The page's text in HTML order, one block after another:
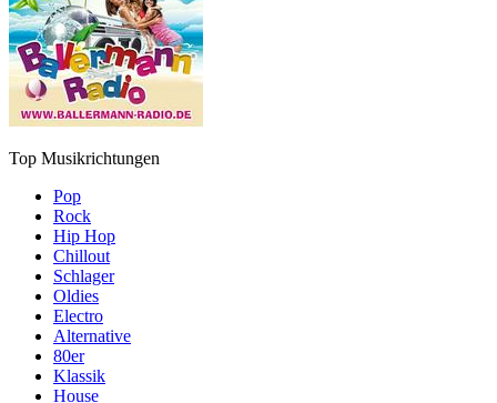
Top Musikrichtungen
Pop
Rock
Hip Hop
Chillout
Schlager
Oldies
Electro
Alternative
80er
Klassik
House